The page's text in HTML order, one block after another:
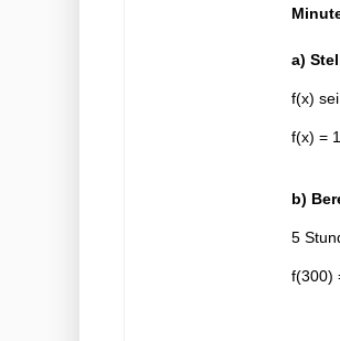
a)
f(x)
f(x) =
b)
5
f(300)